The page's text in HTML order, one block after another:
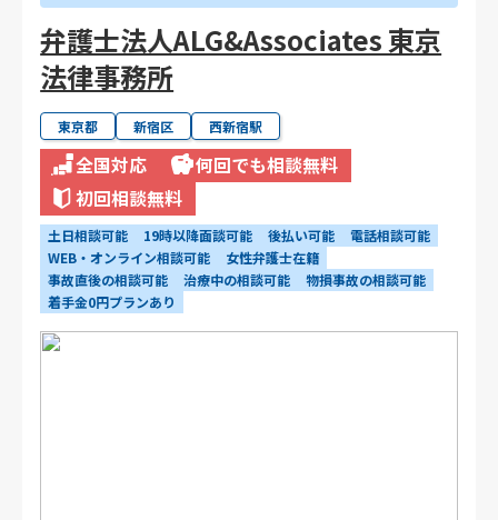
弁護士法人ALG&Associates 東京
法律事務所
東京都 新宿区 西新宿駅
全国対応
何回でも相談無料
初回相談無料
土日相談可能 19時以降面談可能 後払い可能
電話相談可能
WEB・オンライン相談可能
女性弁護士在籍
事故直後の相談可能
治療中の相談可能
物損事故の相談可能
着手金0円プランあり